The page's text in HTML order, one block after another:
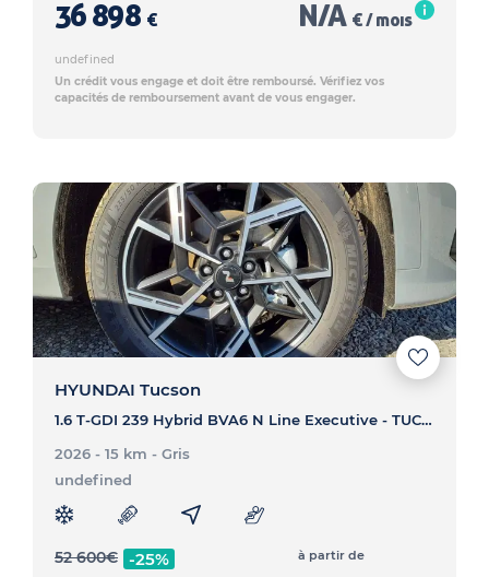
36 898 € N/A € / mois
undefined
Un crédit vous engage et doit être remboursé. Vérifiez vos
capacités de remboursement avant de vous engager.
HYUNDAI Tucson
1.6 T-GDI 239 Hybrid BVA6 N Line Executive - TUCSON 1.6 T-GDI 239 Hybrid BVA6 N Line Executive
2026 - 15 km - Gris
undefined
52 600€ -25% à partir de